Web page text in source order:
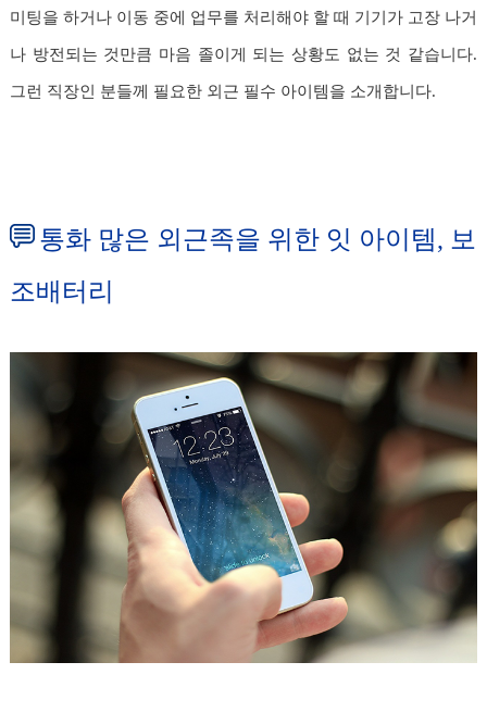
미팅을 하거나 이동 중에 업무를 처리해야 할 때 기기가 고장 나거
나 방전되는 것만큼 마음 졸이게 되는 상황도 없는 것 같습니다.
그런 직장인 분들께 필요한 외근 필수 아이템을 소개합니다.
통화 많은 외근족을 위한 잇 아이템, 보
조배터리